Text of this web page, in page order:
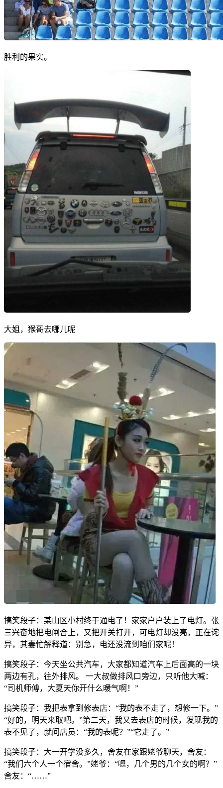
胜利的果实。
大姐，猴哥去哪儿呢
搞笑段子：某山区小村终于通电了！家家户户装上了电灯。张
三兴奋地把电闸合上，又把开关打开，可电灯却没亮，正在诧
异，其妻忙解释道：别急，电还没流到咱们家呢！
搞笑段子：今天坐公共汽车，大家都知道汽车上后面高的一块
两边有孔，往外排风。 一大叔做排风口旁边，只听他大喊：
“司机师傅，大夏天你开什么暖气啊！”
搞笑段子：我把表拿到修表店：“我的表不走了，想修一下。”
“好的，明天来取吧。”第二天，我又去表店的时候，发现我的
表不见了，就问店员：“我的表呢？”“它走了。”
搞笑段子：大一开学没多久，舍友在家跟姥爷聊天，舍友：
“我们六个人一个宿舍。”姥爷：“嗯，几个男的几个女的啊？”
舍友：“……”